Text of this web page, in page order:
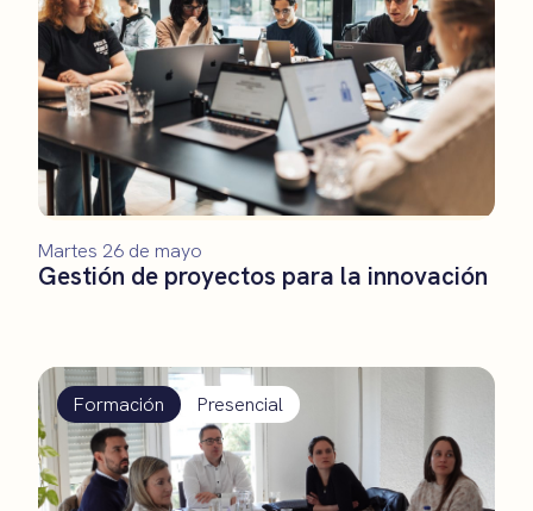
Gestión de proyectos para la innovación
Martes 26 de mayo
Formación Presencial